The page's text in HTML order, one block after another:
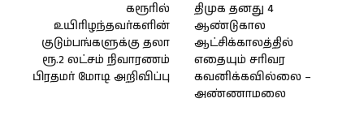
கரூரில்
உயிரிழந்தவர்களின்
குடும்பங்களுக்கு தலா
ரூ.2 லட்சம் நிவாரணம்
பிரதமர் மோடி அறிவிப்பு
திமுக தனது 4
ஆண்டுகால
ஆட்சிக்காலத்தில்
எதையும் சரிவர
கவனிக்கவில்லை –
அண்ணாமலை